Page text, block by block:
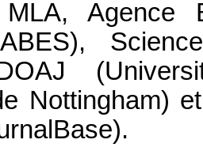
Agence
Nottingham)